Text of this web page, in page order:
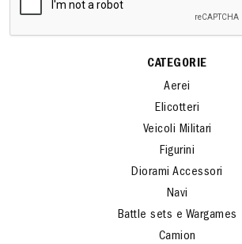
CATEGORIE
Aerei
Elicotteri
Veicoli Militari
Figurini
Diorami Accessori
Navi
Battle sets e Wargames
Camion